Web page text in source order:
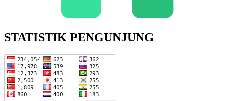
STATISTIK PENGUNJUNG